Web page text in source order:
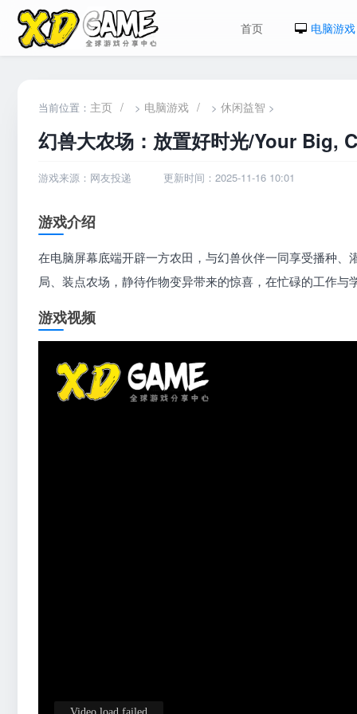
首页 电脑游戏
当前位置： 主页 / > 电脑游戏 / > 休闲益智 >
幻兽大农场：放置好时光/Your Big,
游戏来源：网友投递 更新时间：2025-11-16 10:01
游戏介绍
在电脑屏幕底端开辟一方农田，与幻兽伙伴一同享受播种
局、装点农场，静待作物变异带来的惊喜，在忙碌的工作
游戏视频